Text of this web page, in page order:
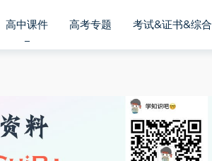
高中课件 高考专题 考试&证书&综合